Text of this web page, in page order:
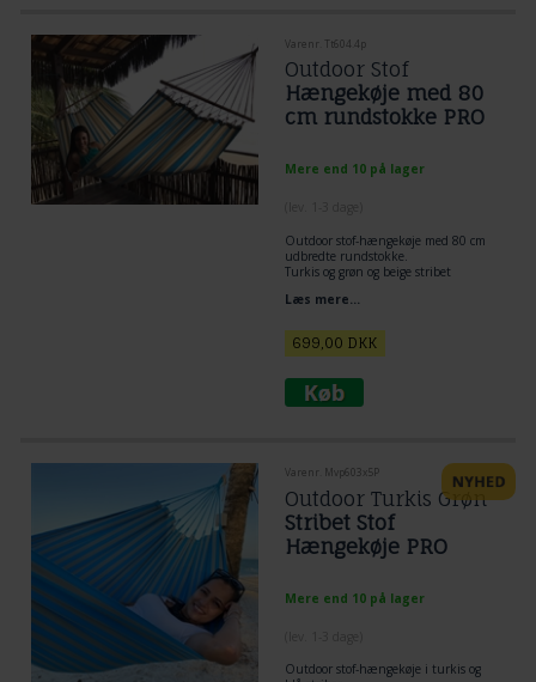
Varenr. Tt604.4p
Outdoor Stof
Hængekøje med 80
cm rundstokke PRO
Mere end 10 på lager
Outdoor stof-hængekøje med 80 cm
udbredte rundstokke.
Turkis og grøn og beige stribet
Blødt og comfort rigtigt materiale til
Læs mere...
699,00 DKK
Varenr. Mvp603x5P
Outdoor Turkis Grøn
Stribet Stof
Hængekøje PRO
Mere end 10 på lager
Outdoor stof-hængekøje i turkis og